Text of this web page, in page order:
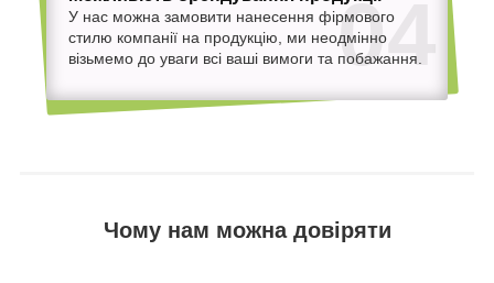
04
У нас можна замовити нанесення фірмового
стилю компанії на продукцію, ми неодмінно
візьмемо до уваги всі ваші вимоги та побажання.
Чому нам можна довіряти